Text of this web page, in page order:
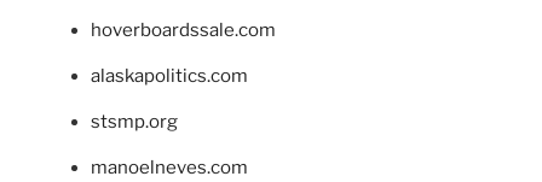
hoverboardssale.com
alaskapolitics.com
stsmp.org
manoelneves.com